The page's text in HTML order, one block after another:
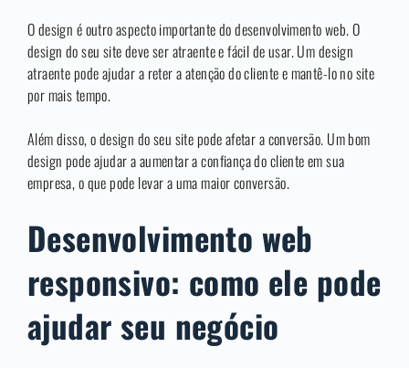
O design é outro aspecto importante do desenvolvimento web. O
design do seu site deve ser atraente e fácil de usar. Um design
atraente pode ajudar a reter a atenção do cliente e mantê-lo no site
por mais tempo.
Além disso, o design do seu site pode afetar a conversão. Um bom
design pode ajudar a aumentar a confiança do cliente em sua
empresa, o que pode levar a uma maior conversão.
Desenvolvimento web
responsivo: como ele pode
ajudar seu negócio